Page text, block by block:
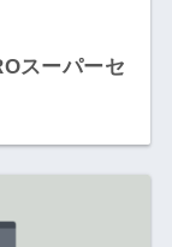
スーパーセ